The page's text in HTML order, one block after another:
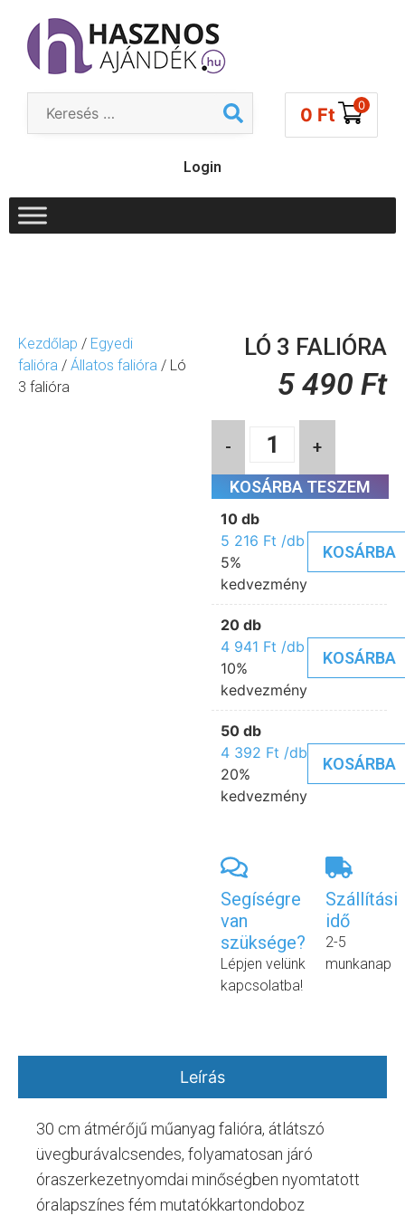
0 Ft 0
Login
Kezdőlap / Egyedi
falióra / Állatos falióra / Ló
3 falióra
LÓ 3 FALIÓRA
5 490 Ft
- +
KOSÁRBA TESZEM
10 db
5 216 Ft /db
5%
kedvezmény
KOSÁRBA
20 db
4 941 Ft /db
10%
kedvezmény
KOSÁRBA
50 db
4 392 Ft /db
20%
kedvezmény
KOSÁRBA
Segíségre
van
szüksége?
Lépjen velünk
kapcsolatba!
Szállítási
idő
2-5
munkanap
Leírás
30 cm átmérőjű műanyag falióra, átlátszó
üvegburávalcsendes, folyamatosan járó
óraszerkezetnyomdai minőségben nyomtatott
óralapszínes fém mutatókkartondoboz